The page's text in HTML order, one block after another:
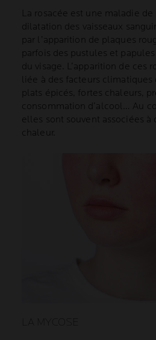
La rosacée est une maladie de
dilatation des vaisseaux
par l’apparition de plaques
parfois des pustules et
du visage. L’apparition de ces
liée à des facteurs climatiques
plats épicés, fortes chaleurs,
consommation d’alcool… Au
elles sont souvent associées à
chaleur.